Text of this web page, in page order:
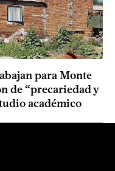
para Monte
de “precariedad y
académico